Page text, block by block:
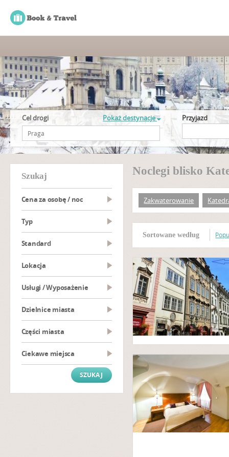
Cel drogi Pokaż destynacje Przyjazd
szukaj
Cena za osobę / noc
Typ
Standard
Lokacja
Usługi / Wyposażenie
Dzielnice miasta
Części miasta
Ciekawe miejsca
Noclegi blisko
Zakwaterowanie
Sortowane według